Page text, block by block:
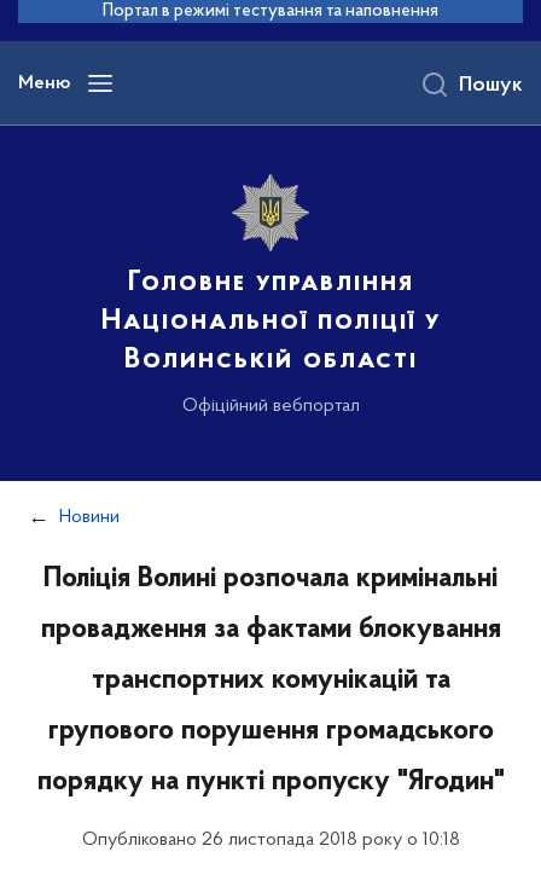
основного
вмісту
Портал в режимі тестування та наповнення
Меню
Головне управління
Національної поліції у
Волинській області
Офіційний вебпортал
Пошук
Новини
Поліція Волині розпочала кримінальні
провадження за фактами блокування
транспортних комунікацій та
групового порушення громадського
порядку на пункті пропуску "Ягодин"
Опубліковано 26 листопада 2018 року о 10:18